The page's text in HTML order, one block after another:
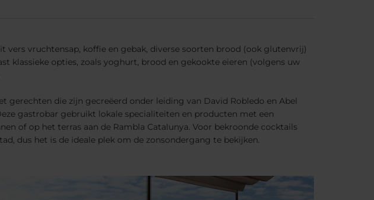
vruchtensap, koffie en gebak, diverse soorten brood (ook glutenvrij)
klassieke opties, zoals yoghurt, brood en gekookte eieren (volgens uw
die zijn gecreëerd onder leiding van David Robledo en Abel
gastrobar gebruikt lokale specialiteiten en producten met een
of op het terras aan de Rambla Catalunya. Voor bekroonde cocktails
dus het is de ideale plek om de zonsondergang te bekijken.